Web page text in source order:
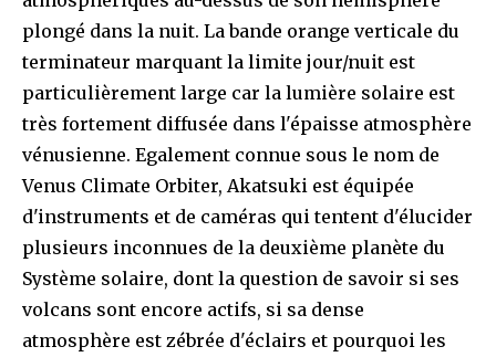
plongé dans la nuit. La bande orange verticale du
terminateur marquant la limite jour/nuit est
particulièrement large car la lumière solaire est
très fortement diffusée dans l'épaisse atmosphère
vénusienne. Egalement connue sous le nom de
Venus Climate Orbiter, Akatsuki est équipée
d'instruments et de caméras qui tentent d'élucider
plusieurs inconnues de la deuxième planète du
Système solaire, dont la question de savoir si ses
volcans sont encore actifs, si sa dense
atmosphère est zébrée d'éclairs et pourquoi les